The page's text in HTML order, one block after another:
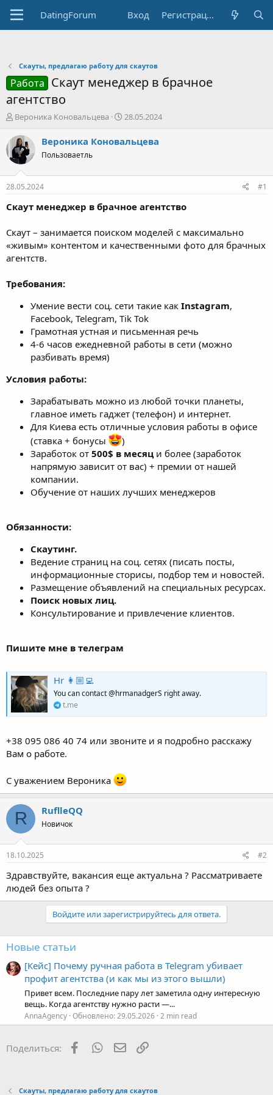
DatingForum Вход Регистрация
Скауты, предлагаю работу для скаутов
Работа Скаут менеджер в брачное
агентство
А
т
о
р
е
м
ы
Вероника Коновальцева
Д
т
л
28.05.2024
Вероника Коновальцева
Пользоваетль
28.05.2024 #1
Скаут менеджер в брачное агентство
Скаут – занимается поиском моделей с максимально
«живым» контентом и качественными фото для брачных
агентств.
Требования:
Умение вести соц. сети такие как Instagram,
Facebook, Telegram, Tik Tok
Грамотная устная и письменная речь
4-6 часов ежедневной работы в сети (можно
разбивать время)
Условия работы:
Зарабатывать можно из любой точки планеты,
главное иметь гаджет (телефон) и интернет.
Для Киева есть отличные условия работы в офисе
(ставка + бонусы
)
Заработок от 500$ в месяц и более (заработок
напрямую зависит от вас) + премии от нашей
компании.
Обучение от наших лучших менеджеров
Обязанности:
Скаутинг.
Ведение страниц на соц. сетях (писать посты,
информационные сторисы, подбор тем и новостей.
Размещение объявлений на специальных ресурсах.
Поиск новых лиц.
Консультирование и привлечение клиентов.
Пишите мне в телеграм
Hr 👩🏼‍💻
You can contact @hrmanadgerS right away.
t.me
+38 095 086 40 74 или звоните и я подробно расскажу
Вам о работе.
С уважением Вероника
R RuflleQQ
Новичок
18.10.2025 #2
Здравствуйте, вакансия еще актуальна ? Рассматриваете
людей без опыта ?
Войдите или зарегистрируйтесь для ответа.
Новые статьи
[Кейс] Почему ручная работа в Telegram убивает
профит агентства (и как мы из этого вышли)
Привет всем. Последние пару лет заметила одну интересную
вещь. Когда агентству нужно расти —...
AnnaAgency Обновлено:29.05.2026 2 min read
Поделиться: FacebookWhatsAppЭлектронная почта
Скауты, предлагаю работу для скаутов